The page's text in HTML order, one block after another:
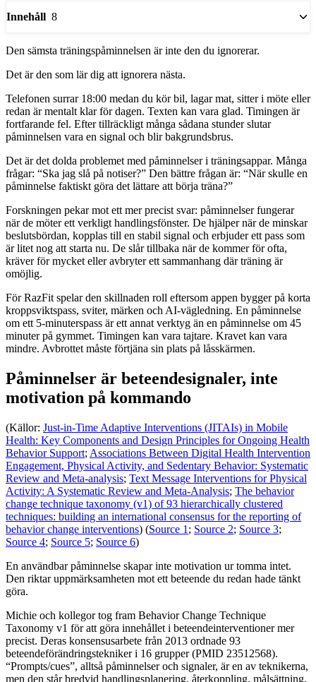
Innehåll 8
Den sämsta träningspåminnelsen är inte den du ignorerar.
Det är den som lär dig att ignorera nästa.
Telefonen surrar 18:00 medan du kör bil, lagar mat, sitter i möte eller
redan är mentalt klar för dagen. Texten kan vara glad. Timingen är
fortfarande fel. Efter tillräckligt många sådana stunder slutar
påminnelsen vara en signal och blir bakgrundsbrus.
Det är det dolda problemet med påminnelser i träningsappar. Många
frågar: “Ska jag slå på notiser?” Den bättre frågan är: “När skulle en
påminnelse faktiskt göra det lättare att börja träna?”
Forskningen pekar mot ett mer precist svar: påminnelser fungerar
när de möter ett verkligt handlingsfönster. De hjälper när de minskar
beslutsbördan, kopplas till en stabil signal och erbjuder ett pass som
är litet nog att starta nu. De slår tillbaka när de kommer för ofta,
kräver för mycket eller avbryter ett sammanhang där träning är
omöjlig.
För RazFit spelar den skillnaden roll eftersom appen bygger på korta
kroppsviktspass, sviter, märken och AI-vägledning. En påminnelse
om ett 5-minuterspass är ett annat verktyg än en påminnelse om 45
minuter på gymmet. Timingen kan vara tajtare. Kravet kan vara
mindre. Avbrottet måste förtjäna sin plats på låsskärmen.
Påminnelser är beteendesignaler, inte
motivation på kommando
(Källor: Just-in-Time Adaptive Interventions (JITAIs) in Mobile
Health: Key Components and Design Principles for Ongoing Health
Behavior Support; Associations Between Digital Health Intervention
Engagement, Physical Activity, and Sedentary Behavior: Systematic
Review and Meta-analysis; Text Message Interventions for Physical
Activity: A Systematic Review and Meta-Analysis; The behavior
change technique taxonomy (v1) of 93 hierarchically clustered
techniques: building an international consensus for the reporting of
behavior change interventions) (Source 1 ; Source 2; Source 3;
Source 4; Source 5; Source 6)
En användbar påminnelse skapar inte motivation ur tomma intet.
Den riktar uppmärksamheten mot ett beteende du redan hade tänkt
göra.
Michie och kollegor tog fram Behavior Change Technique
Taxonomy v1 för att göra innehållet i beteendeinterventioner mer
precist. Deras konsensusarbete från 2013 ordnade 93
beteendeförändringstekniker i 16 grupper (PMID 23512568).
“Prompts/cues”, alltså påminnelser och signaler, är en av teknikerna,
men den står bredvid handlingsplanering, återkoppling, målsättning,